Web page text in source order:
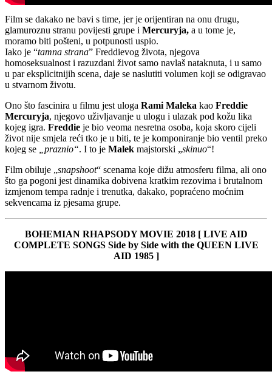
Film se dakako ne bavi s time, jer je orijentiran na onu drugu,
glamuroznu stranu povijesti grupe i Mercuryja, a u tome je,
moramo biti pošteni, u potpunosti uspio.
Iako je “tamna strana” Freddievog života, njegova
homoseksualnost i razuzdani život samo navlaš nataknuta, i u samo
u par eksplicitnijih scena, daje se naslutiti volumen koji se odigravao
u stvarnom životu.
Ono što fascinira u filmu jest uloga Rami Maleka kao Freddie
Mercuryja, njegovo uživljavanje u ulogu i ulazak pod kožu lika
kojeg igra. Freddie je bio veoma nesretna osoba, koja skoro cijeli
život nije smjela reći tko je u biti, te je komponiranje bio ventil preko
kojeg se
„praznio“. I to je Malek majstorski „skinuo“!
Film obiluje „snapshoot“ scenama koje dižu atmosferu filma, ali ono
što ga pogoni jest dinamika dobivena kratkim rezovima i brutalnom
izmjenom tempa radnje i trenutka, dakako, popraćeno moćnim
sekvencama iz pjesama grupe.
BOHEMIAN RHAPSODY MOVIE 2018 [ LIVE AID
COMPLETE SONGS Side by Side with the QUEEN LIVE
AID 1985 ]